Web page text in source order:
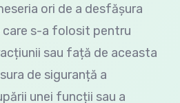
ori de a desfășura
s-a folosit pentru
sau față de aceasta
de siguranță a
unei funcții sau a